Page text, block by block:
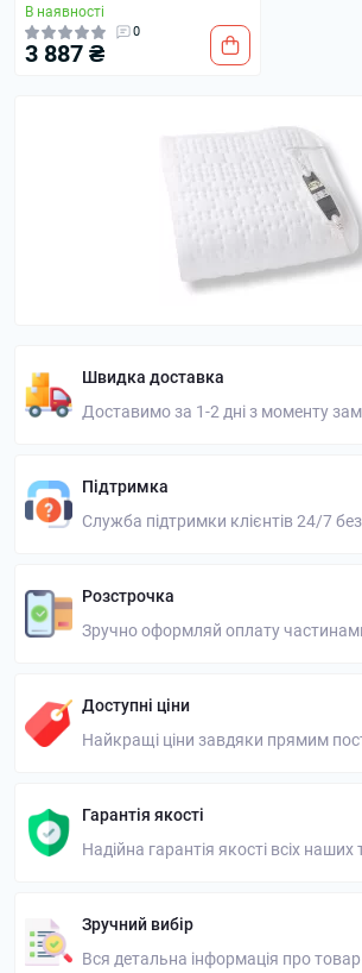
В наявності
0
3 887 ₴
Швидка доставка
Доставимо за 1-2 дні з моменту
Підтримка
Служба підтримки клієнтів 24/7
Розстрочка
Зручно оформляй оплату
Доступні ціни
Найкращі ціни завдяки прямим
Гарантія якості
Надійна гарантія якості всіх наших
Зручний вибір
Вся детальна інформація про товар